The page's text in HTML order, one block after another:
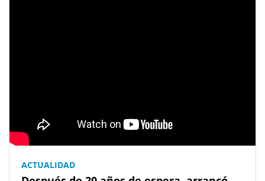
ACTUALIDAD